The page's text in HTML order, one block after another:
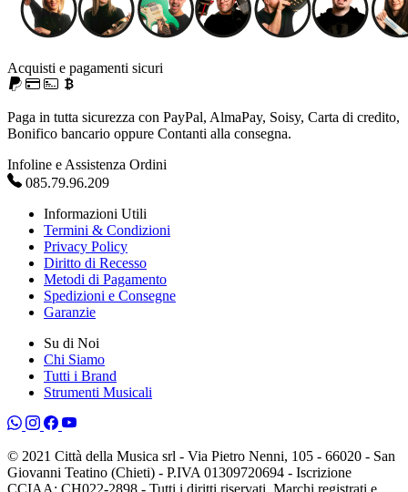
Acquisti e pagamenti sicuri
Paga in tutta sicurezza con PayPal, AlmaPay, Soisy, Carta di credito,
Bonifico bancario oppure Contanti alla consegna.
Infoline e Assistenza Ordini
085.79.96.209
Informazioni Utili
Termini & Condizioni
Privacy Policy
Diritto di Recesso
Metodi di Pagamento
Spedizioni e Consegne
Garanzie
Su di Noi
Chi Siamo
Tutti i Brand
Strumenti Musicali
© 2021 Città della Musica srl - Via Pietro Nenni, 105 - 66020 - San
Giovanni Teatino (Chieti) - P.IVA 01309720694 - Iscrizione